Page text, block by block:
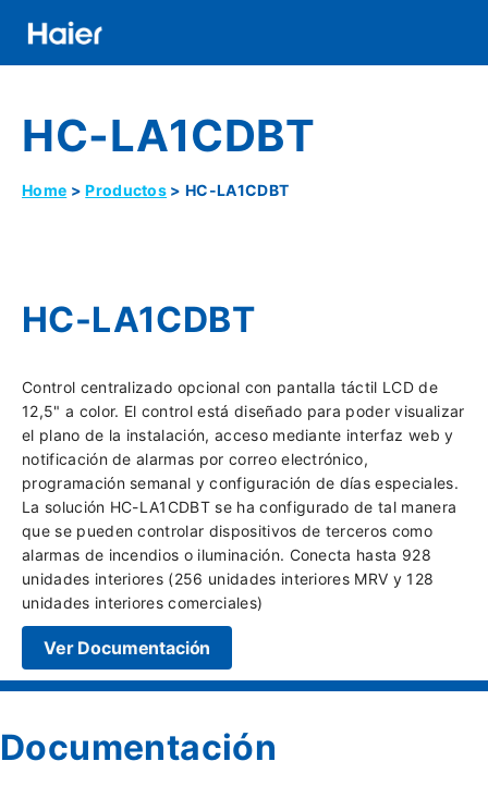
contenido
Banner
Menu
HC-LA1CDBT
Navegación
Home Productos HC-LA1CDBT
HC-LA1CDBT
Control centralizado opcional con pantalla táctil LCD de
12,5" a color. El control está diseñado para poder visualizar
el plano de la instalación, acceso mediante interfaz web y
notificación de alarmas por correo electrónico,
programación semanal y configuración de días especiales.
La solución HC-LA1CDBT se ha configurado de tal manera
que se pueden controlar dispositivos de terceros como
alarmas de incendios o iluminación. Conecta hasta 928
unidades interiores (256 unidades interiores MRV y 128
unidades interiores comerciales)
Ver Documentación
Documentación